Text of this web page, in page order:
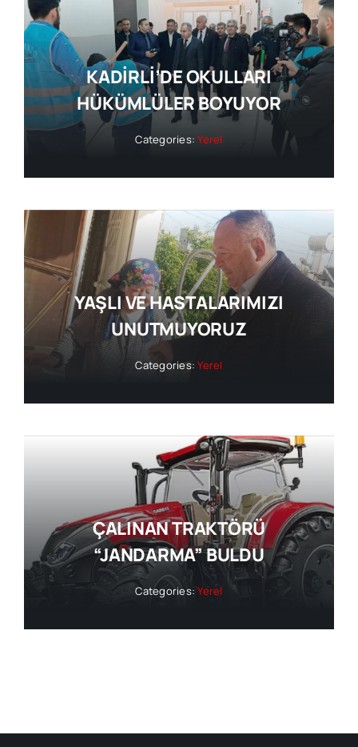
KADİRLİ’DE OKULLARI
HÜKÜMLÜLER BOYUYOR
Categories:Yerel
YAŞLI VE HASTALARIMIZI
UNUTMUYORUZ
Categories:Yerel
ÇALINAN TRAKTÖRÜ
“JANDARMA” BULDU
Categories:Yerel